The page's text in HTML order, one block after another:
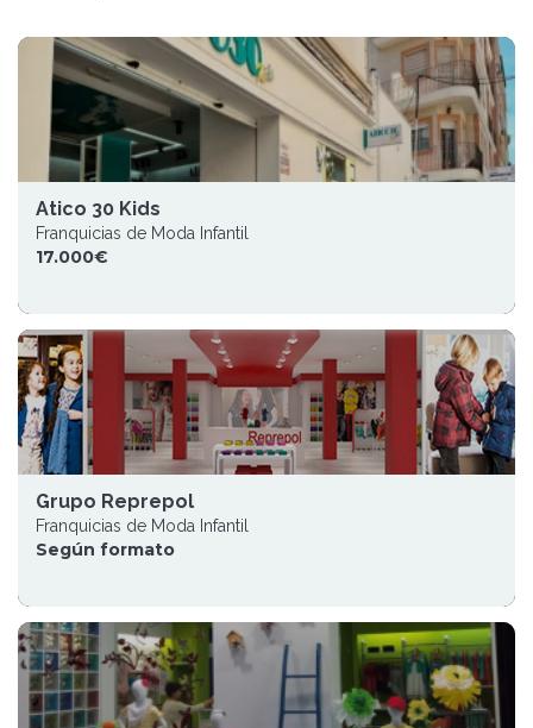
Atico 30 Kids
Franquicias de Moda Infantil
17.000€
Grupo Reprepol
Franquicias de Moda Infantil
Según formato